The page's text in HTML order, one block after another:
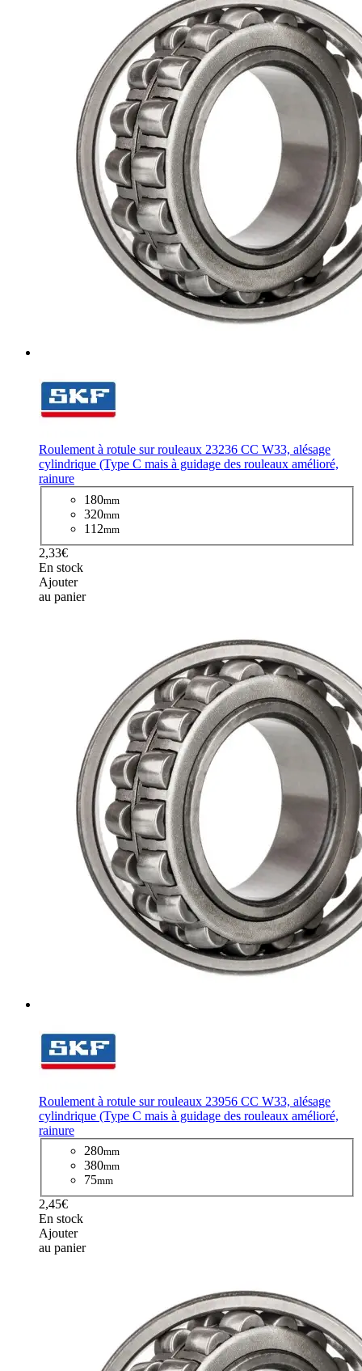
Roulement à rotule sur rouleaux 23236 CC W33, alésage
cylindrique (Type C mais à guidage des rouleaux amélioré,
rainure
180mm
320mm
112mm
2,33€
En stock
Ajouter
au panier
Roulement à rotule sur rouleaux 23956 CC W33, alésage
cylindrique (Type C mais à guidage des rouleaux amélioré,
rainure
280mm
380mm
75mm
2,45€
En stock
Ajouter
au panier